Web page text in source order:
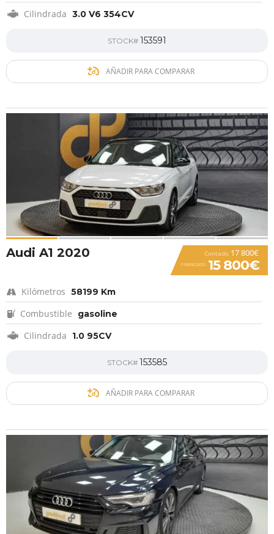
Cilindrada 3.0 V6 354CV
STOCK# 153591
AÑADIR PARA COMPARAR
Contado 17 800€
FINANCIADO 15 800€
Audi A1 2020
Kilómetros 58199 Km
Combustible gasoline
Cilindrada 1.0 95CV
STOCK# 153585
AÑADIR PARA COMPARAR